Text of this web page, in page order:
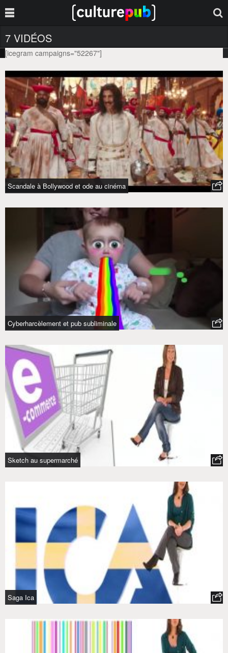
7 VIDÉOS
Tag :SUPERMARCHÉ
[icegram campaigns="52267"]
Scandale à Bollywood et ode au cinéma
Cyberharcèlement et pub subliminale
Sketch au supermarché
Saga Ica